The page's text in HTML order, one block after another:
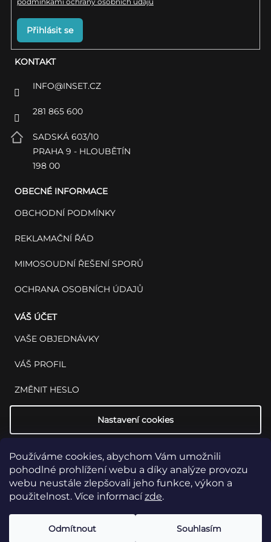
Používáme cookies, abychom Vám umožnili
pohodlné prohlížení webu a díky analýze provozu
webu neustále zlepšovali jeho funkce, výkon a
použitelnost. Více informacízde.
Odmítnout Souhlasím
KONTAKT
INFO@INSET.CZ
281 865 600
SADSKÁ 603/10
PRAHA 9 - HLOUBĚTÍN
198 00
OBECNÉ INFORMACE
OBCHODNÍ PODMÍNKY
REKLAMAČNÍ ŘÁD
MIMOSOUDNÍ ŘEŠENÍ SPORŮ
OCHRANA OSOBNÍCH ÚDAJŮ
VÁŠ ÚČET
VAŠE OBJEDNÁVKY
VÁŠ PROFIL
ZMĚNIT HESLO
Nastavení cookies
Přihlásit se
Copyright 2026INSET: Med & Lab Všechna práva vyhrazena.